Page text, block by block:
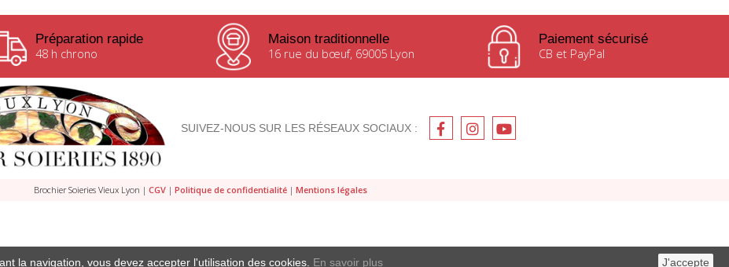
Préparation rapide
48 h chrono
Maison traditionnelle
16 rue du bœuf, 69005 Lyon
Paiement sécurisé
CB et PayPal
SUIVEZ-NOUS SUR LES RÉSEAUX SOCIAUX :
la navigation, vous devez accepter l'utilisation des cookies. En savoir plus J'accepte
Brochier Soieries Vieux Lyon | CGV | Politique de confidentialité | Mentions légales